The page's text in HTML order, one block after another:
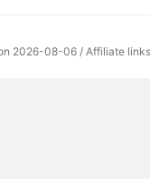
2026-08-06 / Affiliate